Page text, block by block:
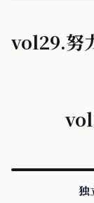
vol29.努
独